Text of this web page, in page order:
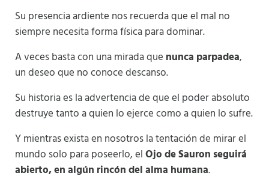
Su presencia ardiente nos recuerda que el mal no
siempre necesita forma física para dominar.
A veces basta con una mirada que nunca parpadea,
un deseo que no conoce descanso.
Su historia es la advertencia de que el poder absoluto
destruye tanto a quien lo ejerce como a quien lo sufre.
Y mientras exista en nosotros la tentación de mirar el
mundo solo para poseerlo, elOjo de Sauron seguirá
abierto, en algún rincón del alma humana.